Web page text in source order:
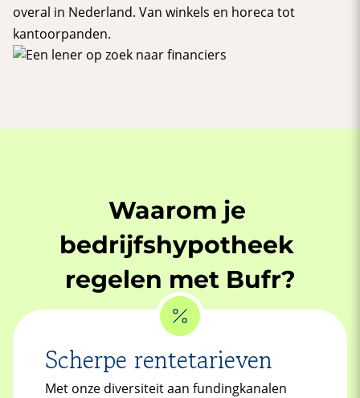
overal in Nederland. Van winkels en horeca tot
kantoorpanden.
Waarom je
bedrijfshypotheek
regelen met Bufr?
Scherpe rentetarieven
Met onze diversiteit aan fundingkanalen